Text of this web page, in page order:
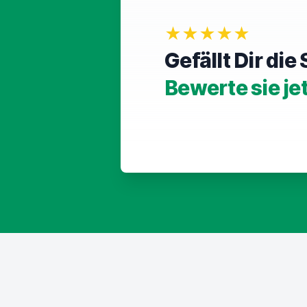
★★★★★
Gefällt Dir die
Bewerte sie